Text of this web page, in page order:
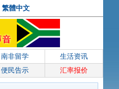
繁體中文
南非留学
生活资讯
便民告示 汇率报价